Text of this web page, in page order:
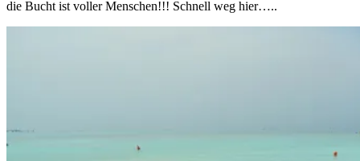
die Bucht ist voller Menschen!!! Schnell weg hier…..